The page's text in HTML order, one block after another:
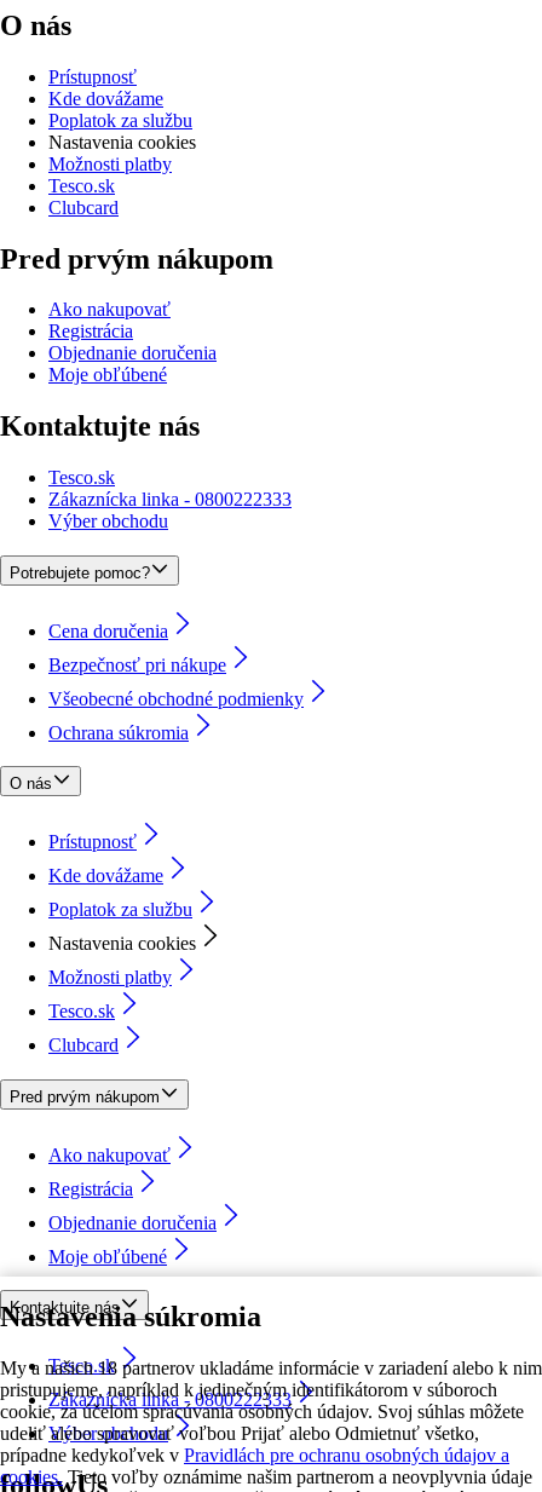
Nastavenia súkromia
My a našich 18 partnerov ukladáme informácie v zariadení alebo k nim
pristupujeme, napríklad k jedinečným identifikátorom v súboroch
cookie, za účelom spracúvania osobných údajov. Svoj súhlas môžete
udeliť alebo spravovať voľbou Prijať alebo Odmietnuť všetko,
prípadne kedykoľvek v Pravidlách pre ochranu osobných údajov a
cookies. Tieto voľby oznámime našim partnerom a neovplyvnia údaje
O nás
Prístupnosť
Kde dovážame
Poplatok za službu
Nastavenia cookies
Možnosti platby
Tesco.sk
Clubcard
Pred prvým nákupom
Ako nakupovať
Registrácia
Objednanie doručenia
Moje obľúbené
Kontaktujte nás
Tesco.sk
Zákaznícka linka - 0800222333
Výber obchodu
Potrebujete pomoc?
Cena doručenia
Bezpečnosť pri nákupe
Všeobecné obchodné podmienky
Ochrana súkromia
O nás
Prístupnosť
Kde dovážame
Poplatok za službu
Nastavenia cookies
Možnosti platby
Tesco.sk
Clubcard
Pred prvým nákupom
Ako nakupovať
Registrácia
Objednanie doručenia
Moje obľúbené
Kontaktujte nás
Tesco.sk
Zákaznícka linka - 0800222333
Výber obchodu
followUs